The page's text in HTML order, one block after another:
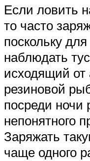
Если ловить
то часто
поскольку
наблюдать
исходящий от
резиновой
посреди
непонятного
Заряжать
чаще одного